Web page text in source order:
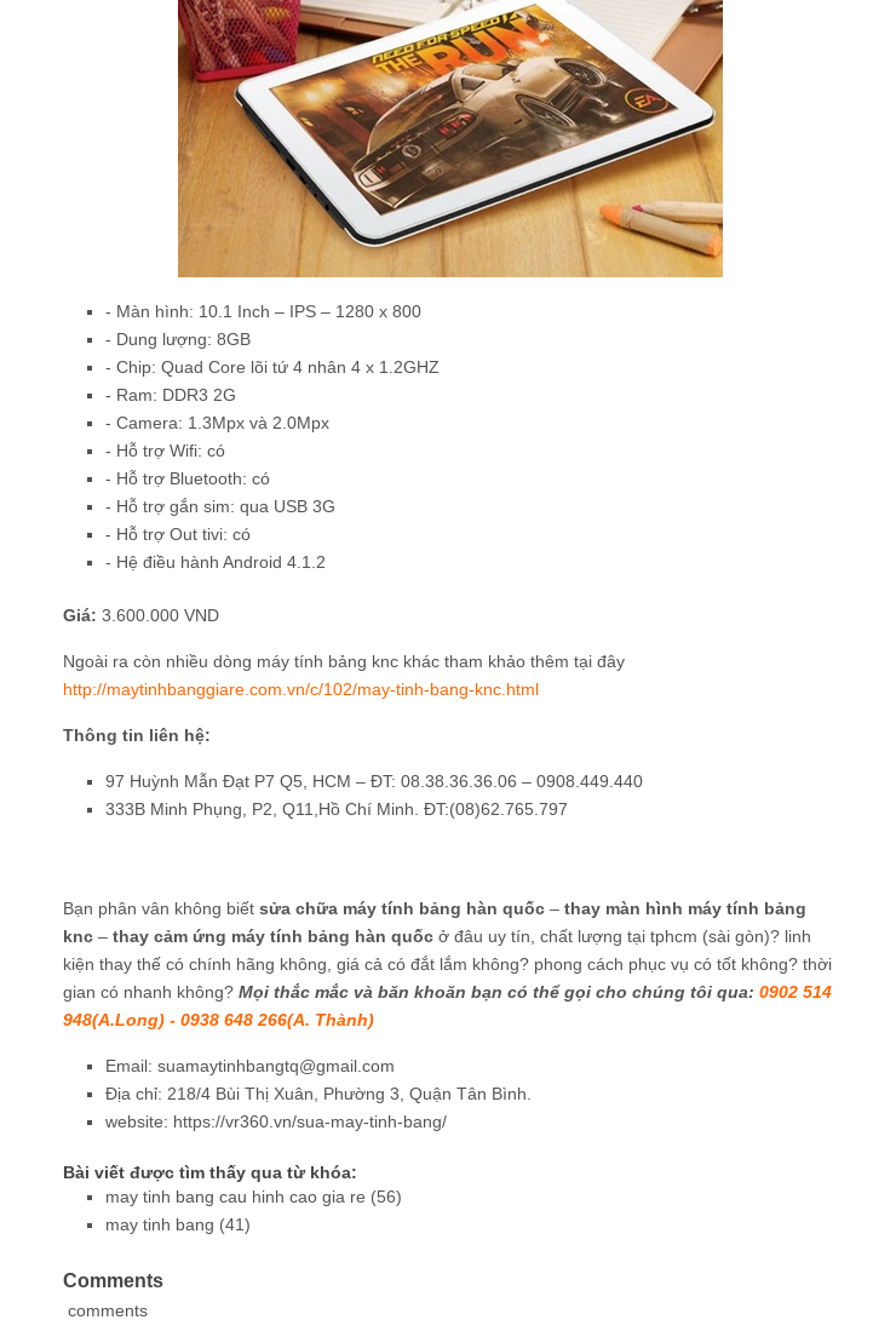
- Màn hình: 10.1 Inch – IPS – 1280 x 800
- Dung lượng: 8GB
- Chip: Quad Core lõi tứ 4 nhân 4 x 1.2GHZ
- Ram: DDR3 2G
- Camera: 1.3Mpx và 2.0Mpx
- Hỗ trợ Wifi: có
- Hỗ trợ Bluetooth: có
- Hỗ trợ gắn sim: qua USB 3G
- Hỗ trợ Out tivi: có
- Hệ điều hành Android 4.1.2
Giá: 3.600.000 VND
Ngoài ra còn nhiều dòng máy tính bảng knc khác tham khảo thêm tại đây
http://maytinhbanggiare.com.vn/c/102/may-tinh-bang-knc.html
Thông tin liên hệ:
97 Huỳnh Mẫn Đạt P7 Q5, HCM – ĐT: 08.38.36.36.06 – 0908.449.440
333B Minh Phụng, P2, Q11,Hồ Chí Minh. ĐT:(08)62.765.797
Bạn phân vân không biết sửa chữa máy tính bảng hàn quốc – thay màn hình máy tính bảng
knc – thay cảm ứng máy tính bảng hàn quốc ở đâu uy tín, chất lượng tại tphcm (sài gòn)? linh
kiện thay thế có chính hãng không, giá cả có đắt lắm không? phong cách phục vụ có tốt không? thời
gian có nhanh không? Mọi thắc mắc và băn khoăn bạn có thể gọi cho chúng tôi qua: 0902 514
948(A.Long) - 0938 648 266(A. Thành)
Email: suamaytinhbangtq@gmail.com
Địa chỉ: 218/4 Bùi Thị Xuân, Phường 3, Quận Tân Bình.
website: https://vr360.vn/sua-may-tinh-bang/
Bài viết được tìm thấy qua từ khóa:
may tinh bang cau hinh cao gia re (56)
may tinh bang (41)
Comments
comments